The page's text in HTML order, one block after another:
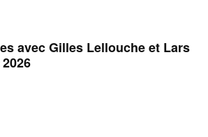
avec Gilles Lellouche et Lars